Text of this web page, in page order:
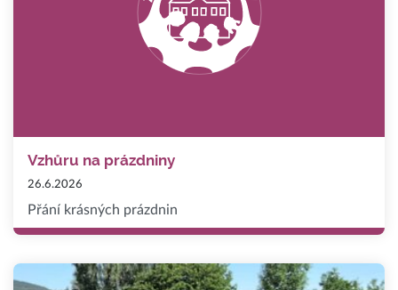
Vzhůru na prázdniny
26.6.2026
Přání krásných prázdnin